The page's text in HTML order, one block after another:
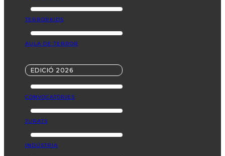
TERRORKIDS
AULA DE TERROR
EDICIÓ 2026
CONVOCATÒRIES
JURATS
INDÚSTRIA